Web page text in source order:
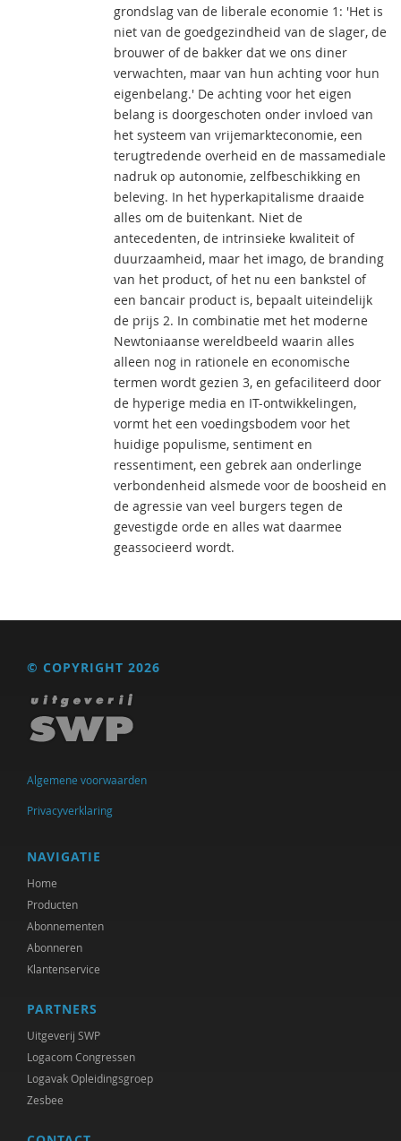
grondslag van de liberale economie 1: 'Het is
niet van de goedgezindheid van de slager, de
brouwer of de bakker dat we ons diner
verwachten, maar van hun achting voor hun
eigenbelang.' De achting voor het eigen
belang is doorgeschoten onder invloed van
het systeem van vrijemarkteconomie, een
terugtredende overheid en de massamediale
nadruk op autonomie, zelfbeschikking en
beleving. In het hyperkapitalisme draaide
alles om de buitenkant. Niet de
antecedenten, de intrinsieke kwaliteit of
duurzaamheid, maar het imago, de branding
van het product, of het nu een bankstel of
een bancair product is, bepaalt uiteindelijk
de prijs 2. In combinatie met het moderne
Newtoniaanse wereldbeeld waarin alles
alleen nog in rationele en economische
termen wordt gezien 3, en gefaciliteerd door
de hyperige media en IT-ontwikkelingen,
vormt het een voedingsbodem voor het
huidige populisme, sentiment en
ressentiment, een gebrek aan onderlinge
verbondenheid alsmede voor de boosheid en
de agressie van veel burgers tegen de
gevestigde orde en alles wat daarmee
geassocieerd wordt.
© COPYRIGHT 2026
Algemene voorwaarden
Privacyverklaring
NAVIGATIE
Home
Producten
Abonnementen
Abonneren
Klantenservice
PARTNERS
Uitgeverij SWP
Logacom Congressen
Logavak Opleidingsgroep
Zesbee